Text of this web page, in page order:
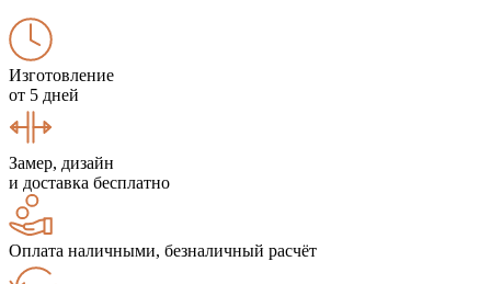
Изготовление
от 5 дней
Замер, дизайн
и доставка бесплатно
Оплата наличными, безналичный расчёт